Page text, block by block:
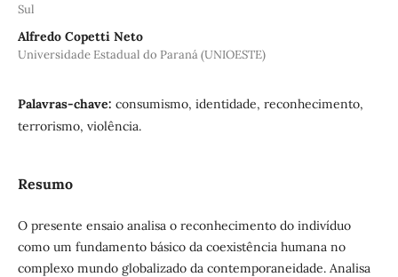
Sul
Alfredo Copetti Neto
Universidade Estadual do Paraná (UNIOESTE)
Palavras-chave: consumismo, identidade, reconhecimento,
terrorismo, violência.
Resumo
O presente ensaio analisa o reconhecimento do indivíduo
como um fundamento básico da coexistência humana no
complexo mundo globalizado da contemporaneidade. Analisa